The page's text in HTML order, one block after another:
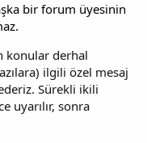
bir forum üyesinin
konular derhal
ilgili özel mesaj
Sürekli ikili
uyarılır, sonra